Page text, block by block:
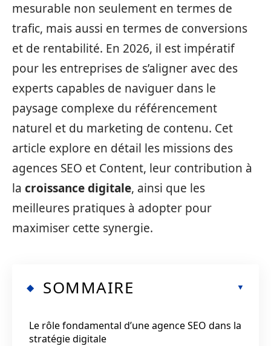
mesurable non seulement en termes de
trafic, mais aussi en termes de conversions
et de rentabilité. En 2026, il est impératif
pour les entreprises de s’aligner avec des
experts capables de naviguer dans le
paysage complexe du référencement
naturel et du marketing de contenu. Cet
article explore en détail les missions des
agences SEO et Content, leur contribution à
la croissance digitale, ainsi que les
meilleures pratiques à adopter pour
maximiser cette synergie.
SOMMAIRE
Le rôle fondamental d’une agence SEO dans la
stratégie digitale